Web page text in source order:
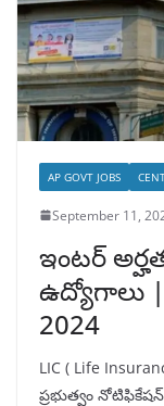
AP GOVT JOBS
September 11,
ఇంటర్
ఉద్యోగాలు |
2024
LIC ( Life
ప్రభుత్వం